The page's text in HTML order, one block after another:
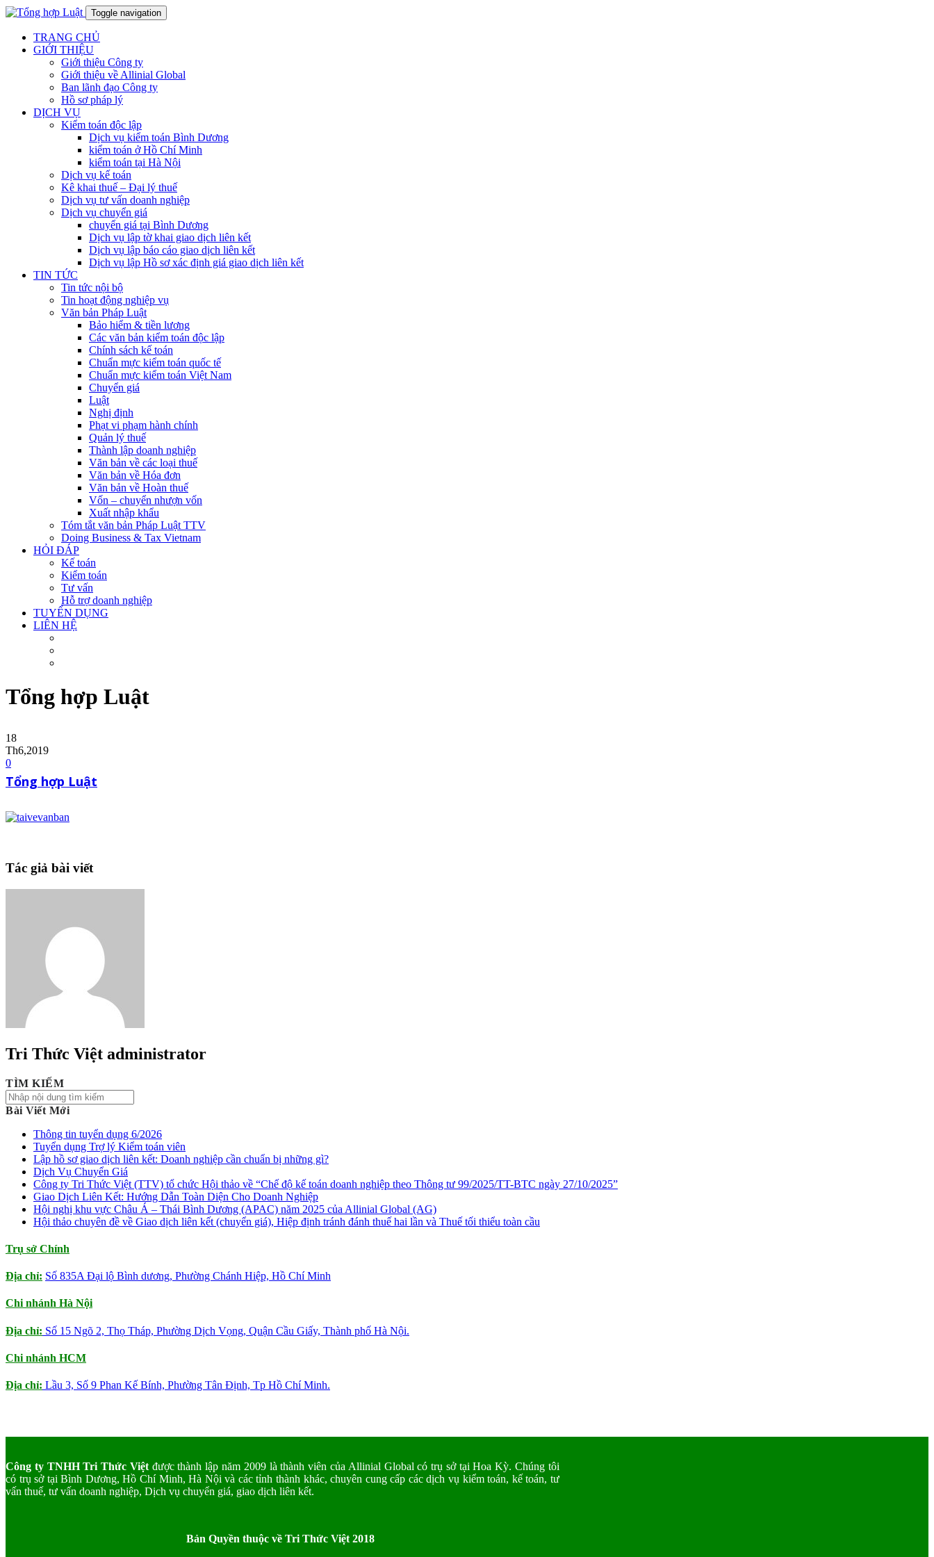
Toggle navigation
TRANG CHỦ
GIỚI THIỆU
Giới thiệu Công ty
Giới thiệu về Allinial Global
Ban lãnh đạo Công ty
Hồ sơ pháp lý
DỊCH VỤ
Kiểm toán độc lập
Dịch vụ kiểm toán Bình Dương
kiểm toán ở Hồ Chí Minh
kiểm toán tại Hà Nội
Dịch vụ kế toán
Kê khai thuế – Đại lý thuế
Dịch vụ tư vấn doanh nghiệp
Dịch vụ chuyển giá
chuyển giá tại Bình Dương
Dịch vụ lập tờ khai giao dịch liên kết
Dịch vụ lập báo cáo giao dịch liên kết
Dịch vụ lập Hồ sơ xác định giá giao dịch liên kết
TIN TỨC
Tin tức nội bộ
Tin hoạt động nghiệp vụ
Văn bản Pháp Luật
Bảo hiểm & tiền lương
Các văn bản kiểm toán độc lập
Chính sách kế toán
Chuẩn mực kiểm toán quốc tế
Chuẩn mực kiểm toán Việt Nam
Chuyển giá
Luật
Nghị định
Phạt vi phạm hành chính
Quản lý thuế
Thành lập doanh nghiệp
Văn bản về các loại thuế
Văn bản về Hóa đơn
Văn bản về Hoàn thuế
Vốn – chuyển nhượn vốn
Xuất nhập khẩu
Tóm tắt văn bản Pháp Luật TTV
Doing Business & Tax Vietnam
HỎI ĐÁP
Kế toán
Kiểm toán
Tư vấn
Hỗ trợ doanh nghiệp
TUYỂN DỤNG
LIÊN HỆ
Tổng hợp Luật
18
Th6,2019
0
Tổng hợp Luật
Tác giả bài viết
Tri Thức Việt administrator
TÌM KIẾM
Bài Viết Mới
Thông tin tuyển dụng 6/2026
Tuyển dụng Trợ lý Kiểm toán viên
Lập hồ sơ giao dịch liên kết: Doanh nghiệp cần chuẩn bị những gì?
Dịch Vụ Chuyển Giá
Công ty Tri Thức Việt (TTV) tổ chức Hội thảo về “Chế độ kế toán doanh nghiệp theo Thông tư 99/2025/TT-BTC ngày 27/10/2025”
Giao Dịch Liên Kết: Hướng Dẫn Toàn Diện Cho Doanh Nghiệp
Hội nghị khu vực Châu Á – Thái Bình Dương (APAC) năm 2025 của Allinial Global (AG)
Hội thảo chuyên đề về Giao dịch liên kết (chuyển giá), Hiệp định tránh đánh thuế hai lần và Thuế tối thiểu toàn cầu
Trụ sở Chính
Địa chỉ: Số 835A Đại lộ Bình dương, Phường Chánh Hiệp, Hồ Chí Minh
Chi nhánh Hà Nội
Địa chỉ: Số 15 Ngõ 2, Thọ Tháp, Phường Dịch Vọng, Quận Cầu Giấy, Thành phố Hà Nội.
Chi nhánh HCM
Địa chỉ: Lầu 3, Số 9 Phan Kế Bính, Phường Tân Định, Tp Hồ Chí Minh.
Công ty TNHH Tri Thức Việtđược thành lập năm 2009 là thành viên của Allinial Global có trụ sở tại Hoa Kỳ. Chúng tôi
có trụ sở tại Bình Dương, Hồ Chí Minh, Hà Nội và các tỉnh thành khác, chuyên cung cấp các dịch vụ kiểm toán, kế toán, tư
vấn thuế, tư vấn doanh nghiệp, Dịch vụ chuyển giá, giao dịch liên kết.
Bản Quyền thuộc về Tri Thức Việt 2018